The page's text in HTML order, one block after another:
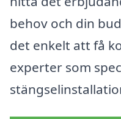
behov och din
det enkelt att få
experter som